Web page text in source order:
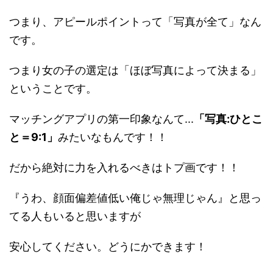
つまり、アピールポイントって「写真が全て」なん
です。
つまり女の子の選定は「ほぼ写真によって決まる」
ということです。
マッチングアプリの第一印象なんて... 「写真:ひとこ
と＝9:1」 みたいなもんです！！
だから絶対に力を入れるべきはトプ画です！！
『うわ、顔面偏差値低い俺じゃ無理じゃん』と思っ
てる人もいると思いますが
安心してください。どうにかできます！